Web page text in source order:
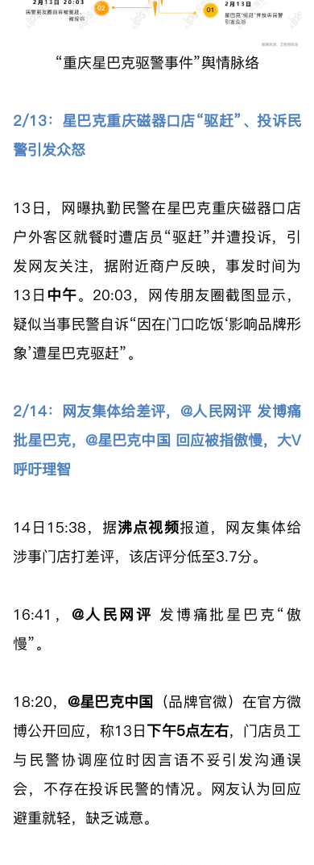
“重庆星巴克驱警事件”舆情脉络
2/13：星巴克重庆磁器口店“驱赶”、投诉民
警引发众怒
13日，网曝执勤民警在星巴克重庆磁器口店
户外客区就餐时遭店员“驱赶”并遭投诉，引
发网友关注，据附近商户反映，事发时间为
13日 中午。20:03，网传朋友圈截图显示，
疑似当事民警自诉“因在门口吃饭‘影响品牌形
象’遭星巴克驱赶”。
2/14：网友集体给差评，@人民网评 发博痛
批星巴克，@星巴克中国 回应被指傲慢，大V
呼吁理智
14日15:38，据沸点视频报道，网友集体给
涉事门店打差评，该店评分低至3.7分。
16:41， @人民网评 发博痛批星巴克“傲
慢”。
18:20， @星巴克中国 （品牌官微）在官方微
博公开回应，称13日下午5点左右，门店员工
与民警协调座位时因言语不妥引发沟通误
会，不存在投诉民警的情况。网友认为回应
避重就轻，缺乏诚意。